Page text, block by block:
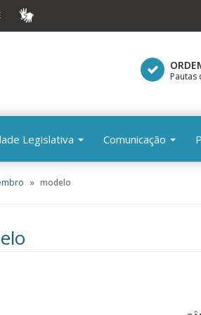
VLIBRAS
Pautas
Legislativa Comunicação
modelo